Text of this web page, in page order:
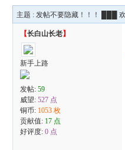
主题 :发帖不要隐藏！！！ ███
【长白山长老】
新手上路
发帖:59
威望:527 点
铜币: 1053 枚
贡献值: 17 点
好评度:0 点